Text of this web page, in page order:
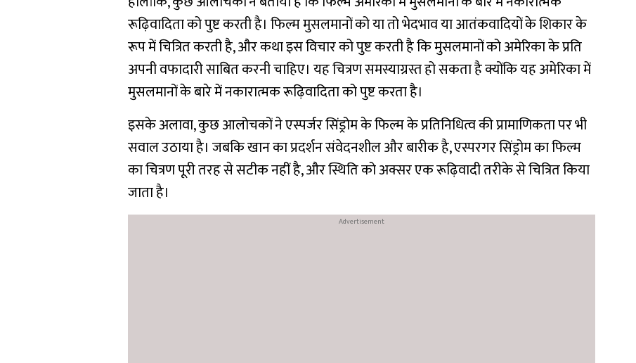
रूढ़िवादिता को पुष्ट करती है। फिल्म मुसलमानों को या तो भेदभाव या आतंकवादियों के शिकार के
रूप में चित्रित करती है, और कथा इस विचार को पुष्ट करती है कि मुसलमानों को अमेरिका के प्रति
अपनी वफादारी साबित करनी चाहिए। यह चित्रण समस्याग्रस्त हो सकता है क्योंकि यह अमेरिका में
मुसलमानों के बारे में नकारात्मक रूढ़िवादिता को पुष्ट करता है।
इसके अलावा, कुछ आलोचकों ने एस्पर्जर सिंड्रोम के फिल्म के प्रतिनिधित्व की प्रामाणिकता पर भी
सवाल उठाया है। जबकि खान का प्रदर्शन संवेदनशील और बारीक है, एस्परगर सिंड्रोम का फिल्म
का चित्रण पूरी तरह से सटीक नहीं है, और स्थिति को अक्सर एक रूढ़िवादी तरीके से चित्रित किया
जाता है।